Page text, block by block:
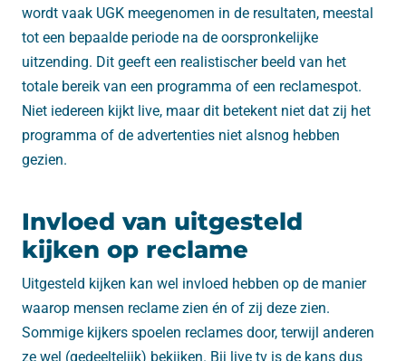
wordt vaak UGK meegenomen in de resultaten, meestal
tot een bepaalde periode na de oorspronkelijke
uitzending. Dit geeft een realistischer beeld van het
totale bereik van een programma of een reclamespot.
Niet iedereen kijkt live, maar dit betekent niet dat zij het
programma of de advertenties niet alsnog hebben
gezien.
Invloed van uitgesteld
kijken op reclame
Uitgesteld kijken kan wel invloed hebben op de manier
waarop mensen reclame zien én of zij deze zien.
Sommige kijkers spoelen reclames door, terwijl anderen
ze wel (gedeeltelijk) bekijken. Bij live tv is de kans dus